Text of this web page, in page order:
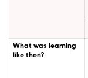
What was learning
like then?